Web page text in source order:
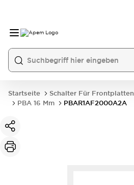
Startseite Schalter Für Frontplatten
PBA 16 Mm
PBAR1AF2000A2A